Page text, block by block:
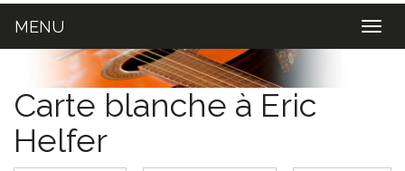
MENU
Carte blanche à Eric
Helfer